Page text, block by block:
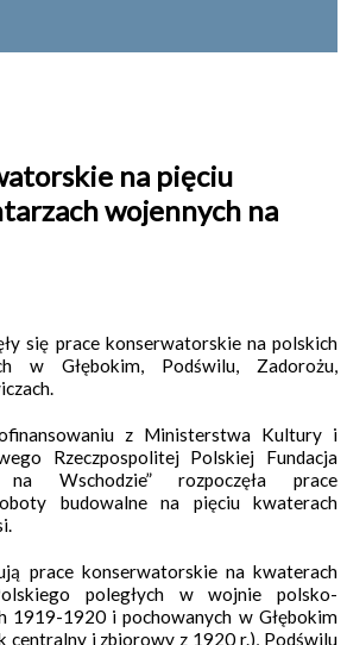
na pięciu
wojennych na
się prace konserwatorskie na polskich
w Głębokim, Podświlu, Zadorożu,
z Ministerstwa Kultury i
Rzeczpospolitej Polskiej Fundacja
Wschodzie” rozpoczęła prace
budowalne na pięciu kwaterach
prace konserwatorskie na kwaterach
poległych w wojnie polsko-
1919-1920 i pochowanych w Głębokim
centralny i zbiorowy z 1920 r.), Podświlu